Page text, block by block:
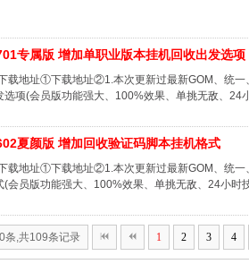
专属版 增加单职业版本挂机回收出发选项
载地址①下载地址②1.本次更新过最新GOM、统
选项(会员版功能强大、100%效果、单挑无敌、24
夏颜版 增加回收验证码脚本挂机格式
载地址①下载地址②1.本次更新过最新GOM、统
(会员版功能强大、100%效果、单挑无敌、24小时
条,共109条记录 1 2 3 4